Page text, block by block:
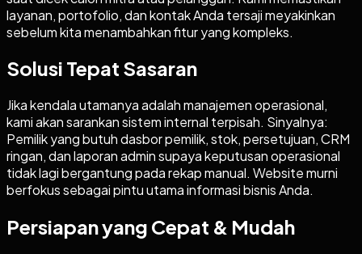
layanan, portofolio, dan kontak Anda tersaji meyakinkan
sebelum kita menambahkan fitur yang kompleks.
Solusi Tepat Sasaran
Jika kendala utamanya adalah manajemen operasional,
kami akan sarankan sistem internal terpisah. Sinyalnya:
Pemilik yang butuh dasbor pemilik, stok, persetujuan, CRM
ringan, dan laporan admin supaya keputusan operasional
tidak lagi bergantung pada rekap manual. Website murni
berfokus sebagai pintu utama informasi bisnis Anda.
Persiapan yang Cepat & Mudah